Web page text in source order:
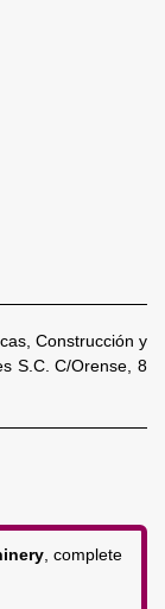
Construcción y
S.C. C/Orense, 8
, complete